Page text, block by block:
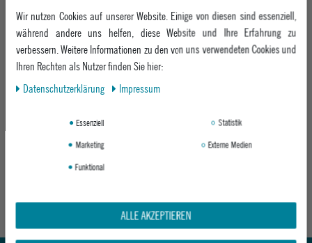
RIP CURL DAMEN ROCK CLASSIC SURF
BLACK
ab 49,95 €
Kauf auf Rechnung
Abholung in den Epoxy Stores
Wir nutzen Cookies auf unserer Website. Einige von diesen sind essenziell,
während andere uns helfen, diese Website und Ihre Erfahrung zu
verbessern. Weitere Informationen zu den von uns verwendeten Cookies und
Ihren Rechten als Nutzer finden Sie hier:
Daten­schutz­erklärung
Impressum
Essenziell
Statistik
Marketing
Externe Medien
Funktional
ALLE AKZEPTIEREN